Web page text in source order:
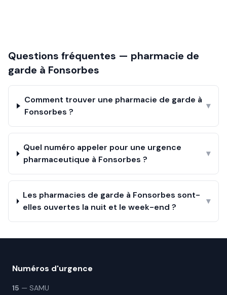
Questions fréquentes — pharmacie de
garde à Fonsorbes
Comment trouver une pharmacie de garde à
Fonsorbes ?
▾
Quel numéro appeler pour une urgence
pharmaceutique à Fonsorbes ?
▾
Les pharmacies de garde à Fonsorbes sont-
elles ouvertes la nuit et le week-end ?
▾
Numéros d'urgence
15 — SAMU